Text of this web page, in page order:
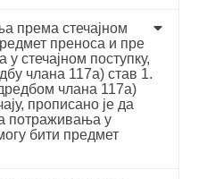
према стечајном
преноса и пре
у стечајном поступку,
члана 117а) став 1.
члана 117а)
прописано је да
потраживања у
бити предмет